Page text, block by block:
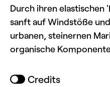
Durch ihren elastischen
sanft auf Windstöße
urbanen, steinernen
organische
Credits